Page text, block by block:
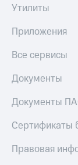
Утилиты
Приложения
Все сервисы
Документы
Документы
Сертификаты
Правовая